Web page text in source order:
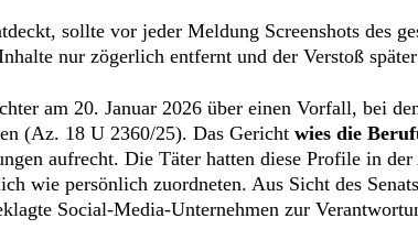
sollte vor jeder Meldung Screenshots des
nur zögerlich entfernt und der Verstoß
am 20. Januar 2026 über einen Vorfall, bei
(Az. 18 U 2360/25). Das Gericht wies die
aufrecht. Die Täter hatten diese Profile in
wie persönlich zuordneten. Aus Sicht des
Social-Media-Unternehmen zur